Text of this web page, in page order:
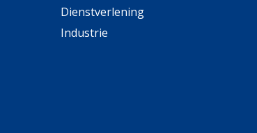
Dienstverlening
Industrie